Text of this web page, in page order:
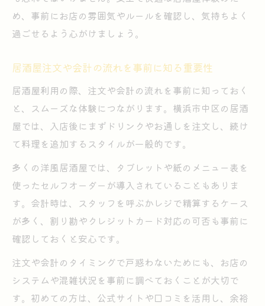
め、事前にお店の雰囲気やルールを確認し、気持ちよく
過ごせるよう心がけましょう。
居酒屋注文や会計の流れを事前に知る重要性
居酒屋利用の際、注文や会計の流れを事前に知っておく
と、スムーズな体験につながります。横浜市中区の居酒
屋では、入店後にまずドリンクやお通しを注文し、続け
て料理を追加するスタイルが一般的です。
多くの洋風居酒屋では、タブレットや紙のメニュー表を
使ったセルフオーダーが導入されていることもありま
す。会計時は、スタッフを呼ぶかレジで精算するケース
が多く、割り勘やクレジットカード対応の可否も事前に
確認しておくと安心です。
注文や会計のタイミングで戸惑わないためにも、お店の
システムや混雑状況を事前に調べておくことが大切で
す。初めての方は、公式サイトや口コミを活用し、余裕